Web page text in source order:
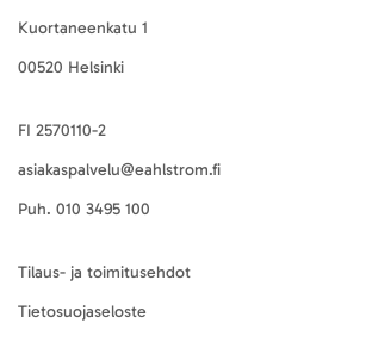
Kuortaneenkatu 1
00520 Helsinki
FI 2570110-2
asiakaspalvelu@eahlstrom.fi
Puh. 010 3495 100
Tilaus- ja toimitusehdot
Tietosuojaseloste